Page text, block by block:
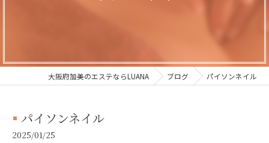
大阪府加美のエステならLUANA ブログ パイソンネイル
パイソンネイル
2025/01/25